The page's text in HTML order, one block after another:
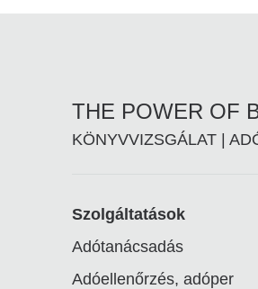
THE POWER OF
KÖNYVVIZSGÁLAT |
Footer
linkek
Szolgáltatások
Adótanácsadás
Adóellenőrzés, adóper